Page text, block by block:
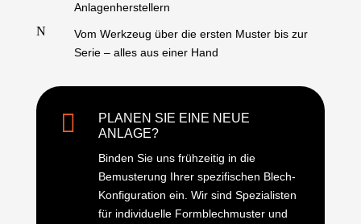
Anlagenherstellern
N
Vom Werkzeug über die ersten Muster bis zur
Serie – alles aus einer Hand

PLANEN SIE EINE NEUE
ANLAGE?
Binden Sie uns frühzeitig in die
Bemusterung Ihrer spezifischen Blech-
Konfiguration ein. Wir sind Spezialisten
für individuelle Formblechmuster und